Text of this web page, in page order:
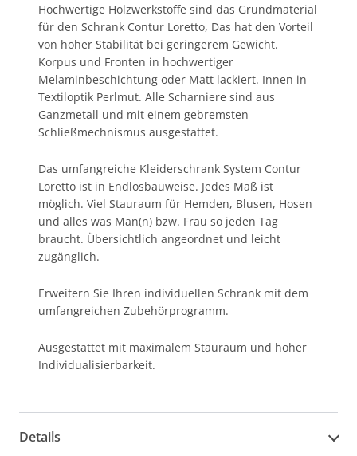
Hochwertige Holzwerkstoffe sind das Grundmaterial
für den Schrank Contur Loretto, Das hat den Vorteil
von hoher Stabilität bei geringerem Gewicht.
Korpus und Fronten in hochwertiger
Melaminbeschichtung oder Matt lackiert. Innen in
Textiloptik Perlmut. Alle Scharniere sind aus
Ganzmetall und mit einem gebremsten
Schließmechnismus ausgestattet.
Das umfangreiche Kleiderschrank System Contur
Loretto ist in Endlosbauweise. Jedes Maß ist
möglich. Viel Stauraum für Hemden, Blusen, Hosen
und alles was Man(n) bzw. Frau so jeden Tag
braucht. Übersichtlich angeordnet und leicht
zugänglich.
Erweitern Sie Ihren individuellen Schrank mit dem
umfangreichen Zubehörprogramm.
Ausgestattet mit maximalem Stauraum und hoher
Individualisierbarkeit.
Details